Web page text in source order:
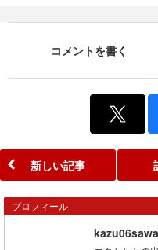
コメントを書く
新しい記事
プロフィール